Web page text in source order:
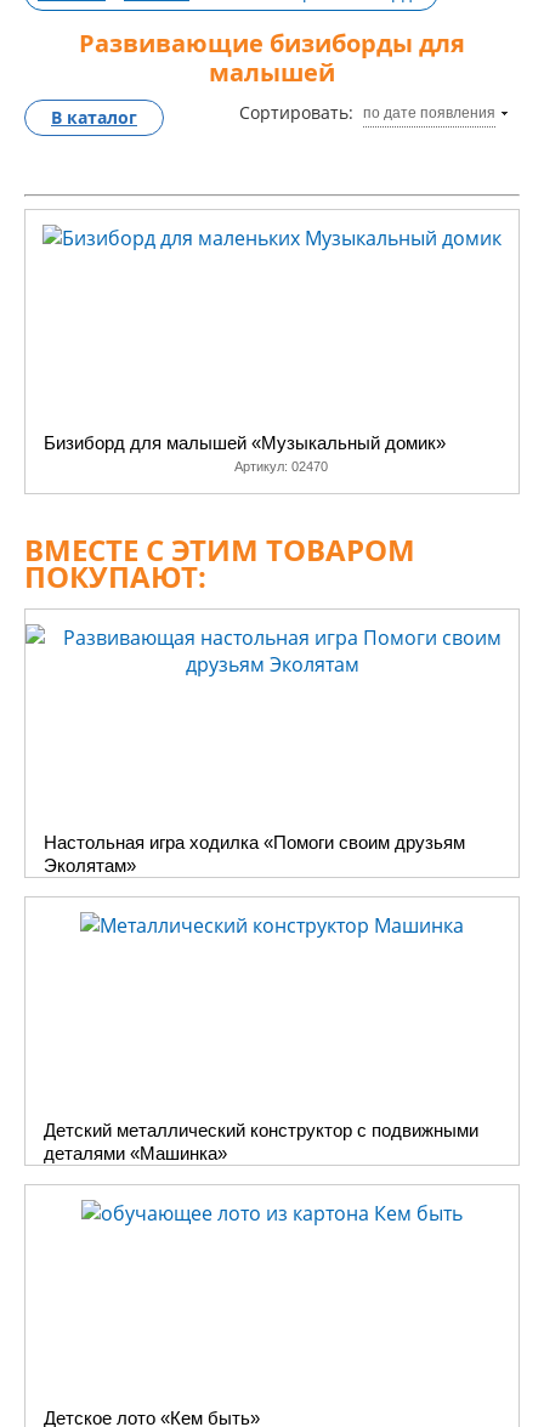
Развивающие бизиборды для
малышей
Сортировать: по дате появления
В каталог
Бизиборд для малышей «Музыкальный домик»
Артикул: 02470
ВМЕСТЕ С ЭТИМ ТОВАРОМ
ПОКУПАЮТ:
Настольная игра ходилка «Помоги своим друзьям
Эколятам»
Детский металлический конструктор с подвижными
деталями «Машинка»
Детское лото «Кем быть»